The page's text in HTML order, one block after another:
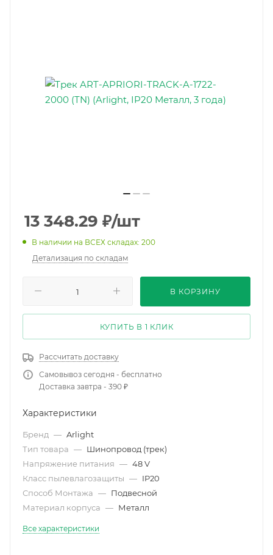
13 348.29 ₽/шт
В наличии на ВСЕХ складах: 200
Детализация по складам
В КОРЗИНУ
КУПИТЬ В 1 КЛИК
Рассчитать доставку
Самовывоз сегодня - бесплатно
Доставка завтра - 390 ₽
Характеристики
Бренд — Arlight
Тип товара — Шинопровод (трек)
Напряжение питания — 48 V
Класс пылевлагозащиты — IP20
Способ Монтажа — Подвесной
Материал корпуса — Металл
Все характеристики